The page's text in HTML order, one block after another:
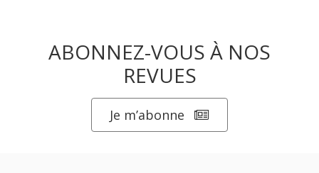
ABONNEZ-VOUS À NOS
REVUES
Je m’abonne